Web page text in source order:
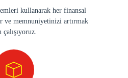
kullanarak her finansal
ve memnuniyetinizi artırmak
çalışıyoruz.